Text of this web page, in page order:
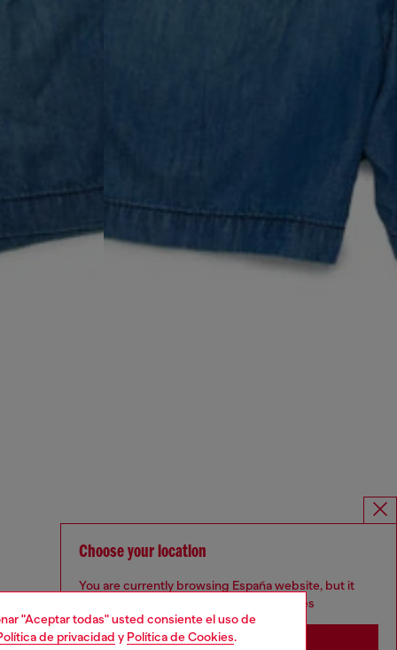
"Aceptar todas" usted consiente el uso de
de privacidad y Política de Cookies.
Choose your location
You are currently browsing España website, but it
seems you may be based in United States
Stay in España